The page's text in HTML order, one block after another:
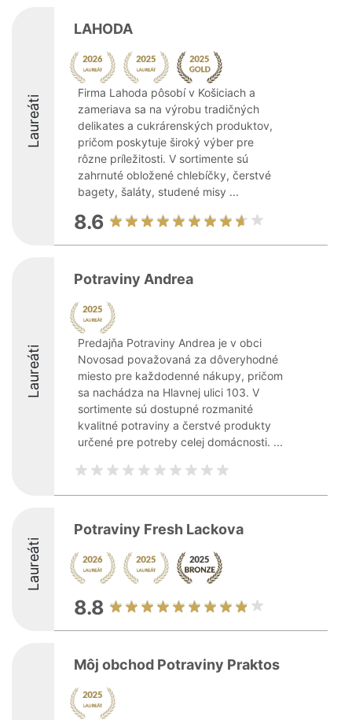
Laureáti
LAHODA
Firma Lahoda pôsobí v Košiciach a
zameriava sa na výrobu tradičných
delikates a cukrárenských produktov,
pričom poskytuje široký výber pre
rôzne príležitosti. V sortimente sú
zahrnuté obložené chlebíčky, čerstvé
bagety, šaláty, studené misy ...
8.6
Laureáti
Potraviny Andrea
Predajňa Potraviny Andrea je v obci
Novosad považovaná za dôveryhodné
miesto pre každodenné nákupy, pričom
sa nachádza na Hlavnej ulici 103. V
sortimente sú dostupné rozmanité
kvalitné potraviny a čerstvé produkty
určené pre potreby celej domácnosti. ...
Laureáti
Potraviny Fresh Lackova
8.8
Môj obchod Potraviny Praktos